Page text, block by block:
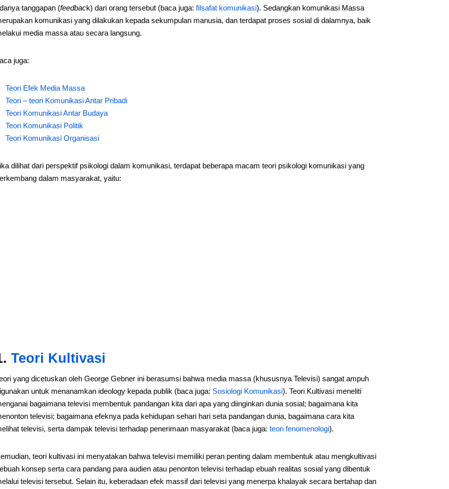
tanggapan (feedback) dari orang tersebut (baca juga: filsafat komunikasi). Sedangkan komunikasi Massa
komunikasi yang dilakukan kepada sekumpulan manusia, dan terdapat proses sosial di dalamnya, baik
media massa atau secara langsung.
juga:
Teori Efek Media Massa
Teori – teori Komunikasi Antar Pribadi
Teori Komunikasi Antar Budaya
Teori Komunikasi Politik
Teori Komunikasi Organisasi
dilihat dari perspektif psikologi dalam komunikasi, terdapat beberapa macam teori psikologi komunikasi yang
dalam masyarakat, yaitu:
Teori Kultivasi
yang dicetuskan oleh George Gebner ini berasumsi bahwa media massa (khususnya Televisi) sangat ampuh
untuk menanamkan ideology kepada publik (baca juga: Sosiologi Komunikasi). Teori Kultivasi meneliti
bagaimana televisi membentuk pandangan kita dari apa yang diinginkan dunia sosial; bagaimana kita
televisi; bagaimana efeknya pada kehidupan sehari hari seta pandangan dunia, bagaimana cara kita
televisi, serta dampak televisi terhadap penerimaan masyarakat (baca juga: teori fenomenologi).
teori kultivasi ini menyatakan bahwa televisi memiliki peran penting dalam membentuk atau mengkultivasi
konsep serta cara pandang para audien atau penonton televisi terhadap ebuah realitas sosial yang dibentuk
televisi tersebut. Selain itu, keberadaan efek massif dari televisi yang menerpa khalayak secara bertahap dan